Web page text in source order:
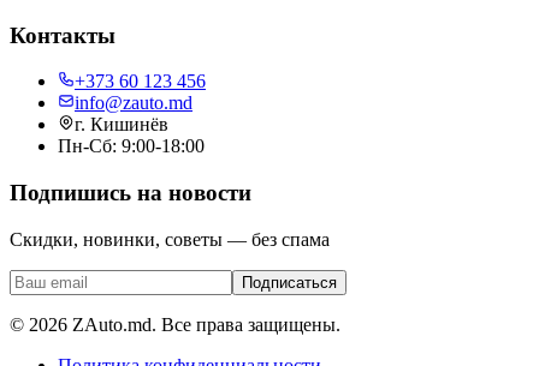
Контакты
+373 60 123 456
info@zauto.md
г. Кишинёв
Пн-Сб: 9:00-18:00
Подпишись на новости
Скидки, новинки, советы — без спама
Подписаться
© 2026 ZAuto.md. Все права защищены.